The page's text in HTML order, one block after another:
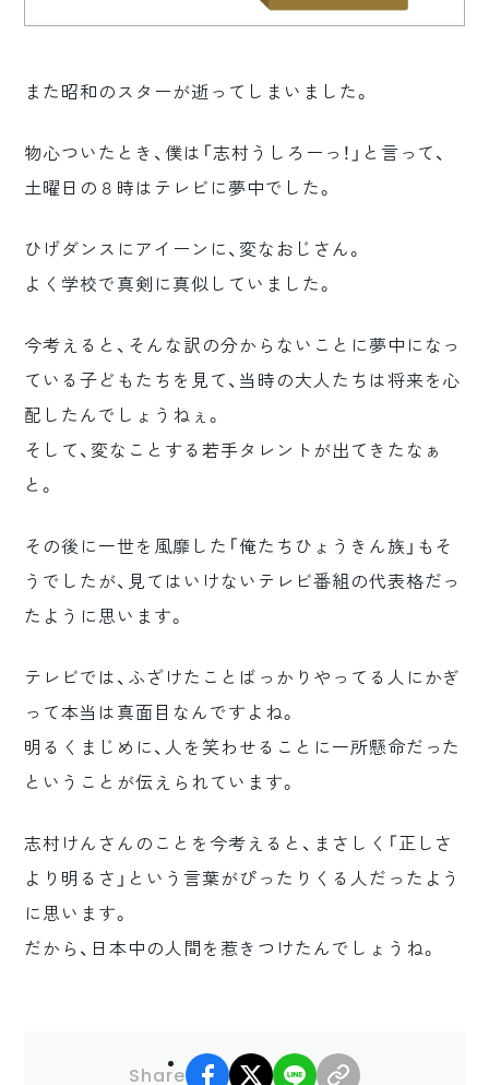
また昭和のスターが逝ってしまいました。
物心ついたとき、僕は「志村うしろーっ！」と言って、
土曜日の８時はテレビに夢中でした。
ひげダンスにアイーンに、変なおじさん。
よく学校で真剣に真似していました。
今考えると、そんな訳の分からないことに夢中になっ
ている子どもたちを見て、当時の大人たちは将来を心
配したんでしょうねぇ。
そして、変なことする若手タレントが出てきたなぁ
と。
その後に一世を風靡した「俺たちひょうきん族」もそ
うでしたが、見てはいけないテレビ番組の代表格だっ
たように思います。
テレビでは、ふざけたことばっかりやってる人にかぎ
って本当は真面目なんですよね。
明るくまじめに、人を笑わせることに一所懸命だった
ということが伝えられています。
志村けんさんのことを今考えると、まさしく「正しさ
より明るさ」という言葉がぴったりくる人だったよう
に思います。
だから、日本中の人間を惹きつけたんでしょうね。
Share
facebook
X LINE